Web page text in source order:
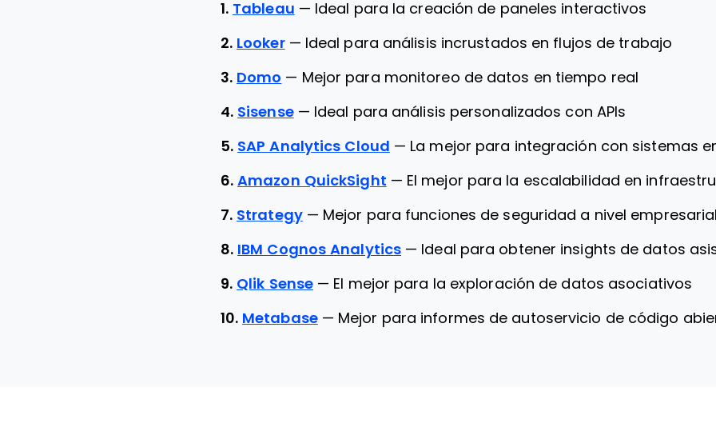
1. Tableau — Ideal para la creación de paneles interactivos
2. Looker — Ideal para análisis incrustados en flujos de trabajo
3. Domo — Mejor para monitoreo de datos en tiempo real
4. Sisense — Ideal para análisis personalizados con APIs
5. SAP Analytics Cloud — La mejor para integración con sistemas
6. Amazon QuickSight — El mejor para la escalabilidad en
7. Strategy — Mejor para funciones de seguridad a nivel empresarial
8. IBM Cognos Analytics — Ideal para obtener insights de datos
9. Qlik Sense — El mejor para la exploración de datos asociativos
10. Metabase — Mejor para informes de autoservicio de código